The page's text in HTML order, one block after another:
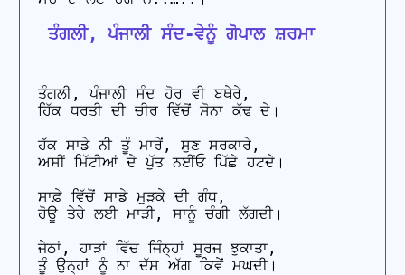
ਤੰਗਲੀ, ਪੰਜਾਲੀ ਸੰਦ-ਵੇਨੂੰ ਗੋਪਾਲ ਸ਼ਰਮਾ
ਤੰਗਲੀ, ਪੰਜਾਲੀ ਸੰਦ ਹੋਰ ਵੀ ਬਥੇਰੇ,
ਹਿੱਕ ਧਰਤੀ ਦੀ ਚੀਰ ਵਿੱਚੋਂ ਸੋਨਾ ਕੱਢ ਦੇ।
ਹੱਕ ਸਾਡੇ ਨੀ ਤੂੰ ਮਾਰੇਂ, ਸੁਣ ਸਰਕਾਰੇ,
ਅਸੀਂ ਮਿੱਟੀਆਂ ਦੇ ਪੁੱਤ ਨਈਂਓ ਪਿੱਛੇ ਹਟਦੇ।
ਸਾਫ਼ੇ ਵਿੱਚੋਂ ਸਾਡੇ ਮੁੜਕੇ ਦੀ ਗੰਧ,
ਹੋਊ ਤੇਰੇ ਲਈ ਮਾੜੀ, ਸਾਨੂੰ ਚੰਗੀ ਲੱਗਦੀ।
ਜੇਠਾਂ, ਹਾੜਾਂ ਵਿੱਚ ਜਿੰਨ੍ਹਾਂ ਸੂਰਜ ਝੁਕਾਤਾ,
ਤੂੰ ਉਨ੍ਹਾਂ ਨੂੰ ਨਾ ਦੱਸ ਅੱਗ ਕਿਵੇਂ ਮਘਦੀ।